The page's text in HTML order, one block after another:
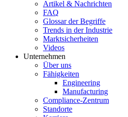
Artikel & Nachrichten
FAQ
Glossar der Begriffe
Trends in der Industrie
Marktsicherheiten
Videos
Unternehmen
Über uns
Fähigkeiten
Engineering
Manufacturing
Compliance-Zentrum
Standorte